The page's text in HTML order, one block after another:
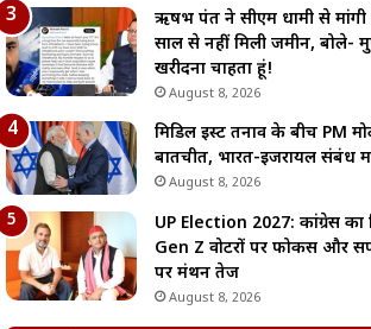
ऋषभ पंत ने सीएम धामी से मांगी
साल से नहीं मिली जमीन, बोले-
खरीदना चाहता हूं!
August 8, 2026
मिडिल ईस्ट तनाव के बीच PM
बातचीत, भारत-इजरायल संबंध
August 8, 2026
UP Election 2027: कांग्रेस का
Gen Z वोटरों पर फोकस और
पर मंथन तेज
August 8, 2026